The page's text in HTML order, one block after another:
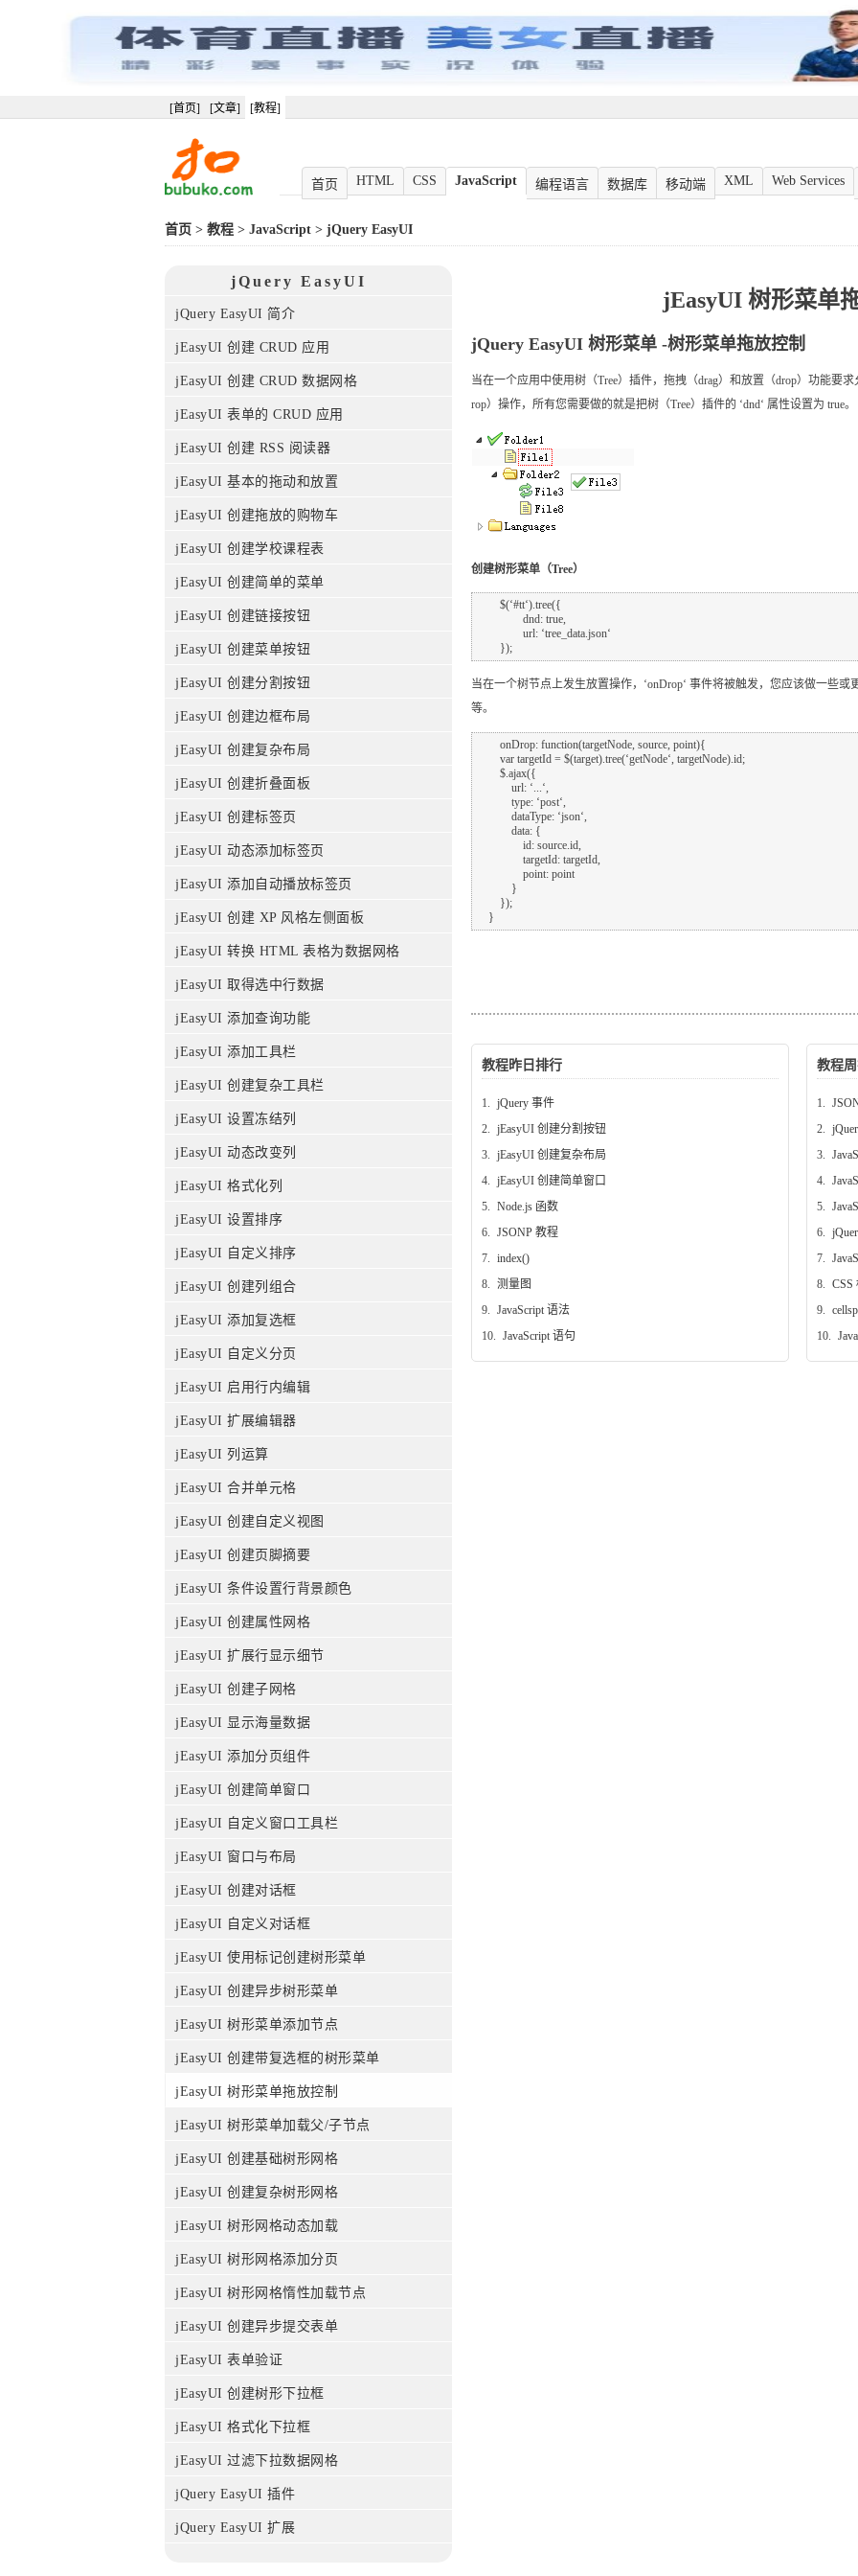
[首页] [文章] [教程]
首页 HTML CSS JavaScript 编程语言 数据库 移动端 XML Web Services
首页 > 教程 > JavaScript > jQuery EasyUI
jQuery EasyUI
jQuery EasyUI 简介
jEasyUI 创建 CRUD 应用
jEasyUI 创建 CRUD 数据网格
jEasyUI 表单的 CRUD 应用
jEasyUI 创建 RSS 阅读器
jEasyUI 基本的拖动和放置
jEasyUI 创建拖放的购物车
jEasyUI 创建学校课程表
jEasyUI 创建简单的菜单
jEasyUI 创建链接按钮
jEasyUI 创建菜单按钮
jEasyUI 创建分割按钮
jEasyUI 创建边框布局
jEasyUI 创建复杂布局
jEasyUI 创建折叠面板
jEasyUI 创建标签页
jEasyUI 动态添加标签页
jEasyUI 添加自动播放标签页
jEasyUI 创建 XP 风格左侧面板
jEasyUI 转换 HTML 表格为数据网格
jEasyUI 取得选中行数据
jEasyUI 添加查询功能
jEasyUI 添加工具栏
jEasyUI 创建复杂工具栏
jEasyUI 设置冻结列
jEasyUI 动态改变列
jEasyUI 格式化列
jEasyUI 设置排序
jEasyUI 自定义排序
jEasyUI 创建列组合
jEasyUI 添加复选框
jEasyUI 自定义分页
jEasyUI 启用行内编辑
jEasyUI 扩展编辑器
jEasyUI 列运算
jEasyUI 合并单元格
jEasyUI 创建自定义视图
jEasyUI 创建页脚摘要
jEasyUI 条件设置行背景颜色
jEasyUI 创建属性网格
jEasyUI 扩展行显示细节
jEasyUI 创建子网格
jEasyUI 显示海量数据
jEasyUI 添加分页组件
jEasyUI 创建简单窗口
jEasyUI 自定义窗口工具栏
jEasyUI 窗口与布局
jEasyUI 创建对话框
jEasyUI 自定义对话框
jEasyUI 使用标记创建树形菜单
jEasyUI 创建异步树形菜单
jEasyUI 树形菜单添加节点
jEasyUI 创建带复选框的树形菜单
jEasyUI 树形菜单拖放控制
jEasyUI 树形菜单加载父/子节点
jEasyUI 创建基础树形网格
jEasyUI 创建复杂树形网格
jEasyUI 树形网格动态加载
jEasyUI 树形网格添加分页
jEasyUI 树形网格惰性加载节点
jEasyUI 创建异步提交表单
jEasyUI 表单验证
jEasyUI 创建树形下拉框
jEasyUI 格式化下拉框
jEasyUI 过滤下拉数据网格
jQuery EasyUI 插件
jQuery EasyUI 扩展
jEasyUI 树形菜单
jQuery EasyUI 树形菜单 -树形菜单拖放控制
当在一个应用中使用树（Tree）插件，拖拽（drag）和放置（drop）功能要
rop）操作，所有您需要做的就是把树（Tree）插件的 ‘dnd‘ 属性设置为 true。
创建树形菜单（Tree）
当在一个树节点上发生放置操作，‘onDrop‘ 事件将被触发，您应该做一些
等。
教程昨日排行
1. jQuery 事件
2. jEasyUI 创建分割按钮
3. jEasyUI 创建复杂布局
4. jEasyUI 创建简单窗口
5. Node.js 函数
6. JSONP 教程
7. index()
8. 测量图
9. JavaScript 语法
10. JavaScript 语句
教程
1.
2.
3.
4.
5.
6.
7.
8. CSS
9.
10.